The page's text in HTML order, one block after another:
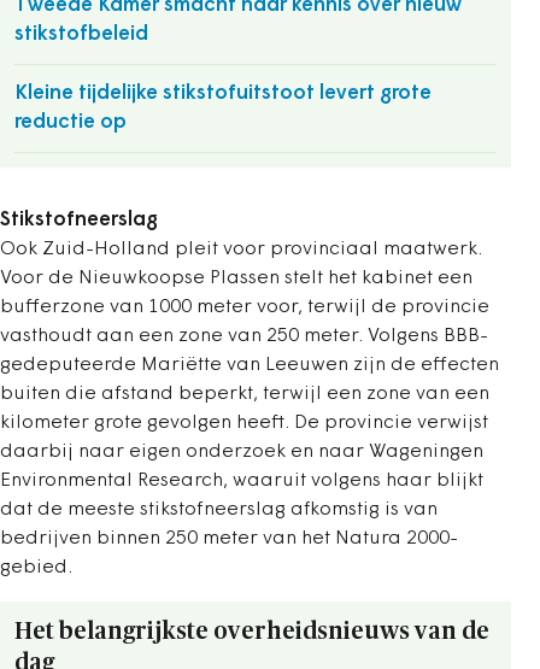
Tweede Kamer smacht naar kennis over nieuw
stikstofbeleid
Kleine tijdelijke stikstofuitstoot levert grote
reductie op
Stikstofneerslag
Ook Zuid-Holland pleit voor provinciaal maatwerk.
Voor de Nieuwkoopse Plassen stelt het kabinet een
bufferzone van 1000 meter voor, terwijl de provincie
vasthoudt aan een zone van 250 meter. Volgens BBB-
gedeputeerde Mariëtte van Leeuwen zijn de effecten
buiten die afstand beperkt, terwijl een zone van een
kilometer grote gevolgen heeft. De provincie verwijst
daarbij naar eigen onderzoek en naar Wageningen
Environmental Research, waaruit volgens haar blijkt
dat de meeste stikstofneerslag afkomstig is van
bedrijven binnen 250 meter van het Natura 2000-
gebied.
Het belangrijkste overheidsnieuws van de
dag